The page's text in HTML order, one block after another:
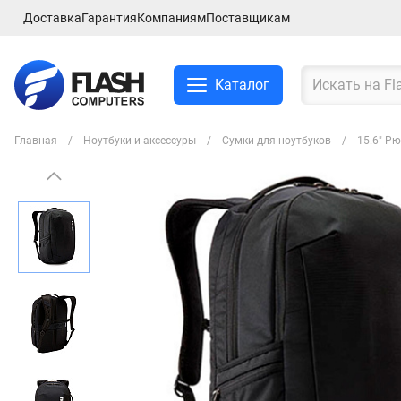
ДоставкаГарантияКомпаниямПоставщикам
Каталог
Главная Ноутбуки и аксессуры Сумки для ноутбуков 15.6"
Ноутбуки и аксессуры
Компьютеры и
комплектующие
Сетевое оборудование
ТВ, Аудио и Видео